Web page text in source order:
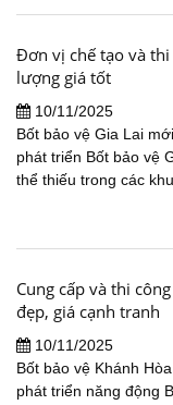
Đơn vị chế tạo và
lượng giá tốt
10/11/2025
Bốt bảo vệ Gia Lai
phát triển Bốt bảo vệ
thể thiếu trong các
Cung cấp và thi
đẹp, giá cạnh tranh
10/11/2025
Bốt bảo vệ Khánh
phát triển năng động